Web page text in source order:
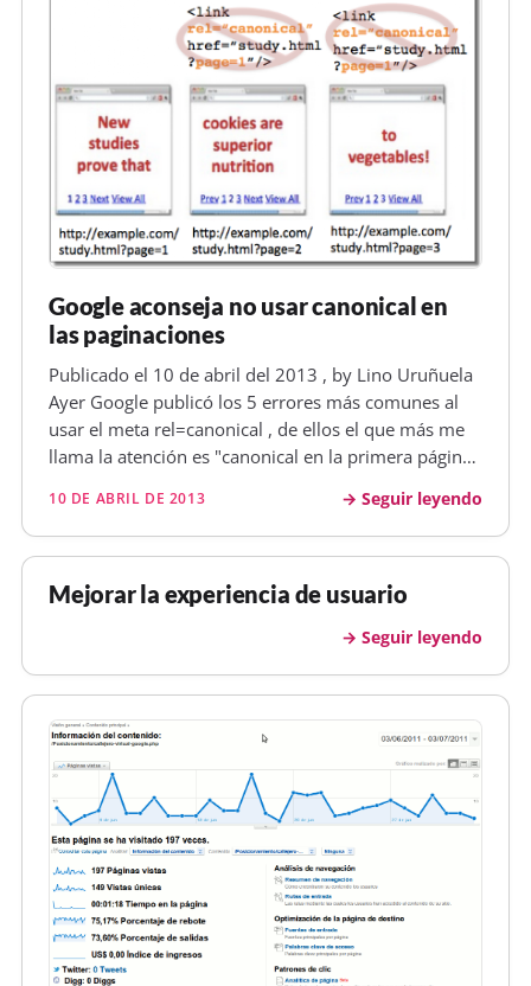
Google aconseja no usar canonical en
las paginaciones
Publicado el 10 de abril del 2013 , by Lino Uruñuela
Ayer Google publicó los 5 errores más comunes al
usar el meta rel=canonical , de ellos el que más me
llama la atención es "canonical en la primera página
un rel = canonical de la página 2 (o cualquier otra
página po…
10 DE ABRIL DE 2013 Seguir leyendo
Mejorar la experiencia de usuario
Seguir leyendo